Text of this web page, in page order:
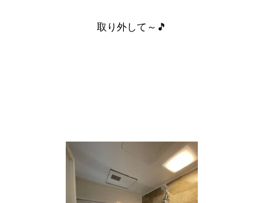
取り外して～🎵